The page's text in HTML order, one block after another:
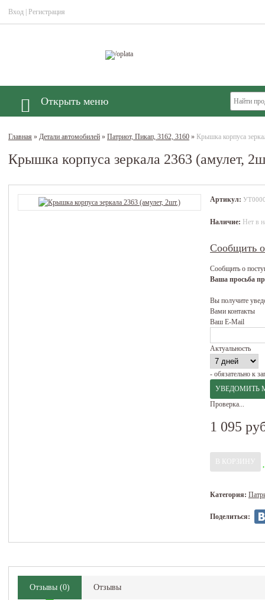
Вход Регистрация
Открыть меню
Главная » Детали автомобилей » Патриот, Пикап, 3162, 3160 » Крышка корпуса
Крышка корпуса зеркала 2363 (амулет,
Артикул:
Наличие: Нет в
Сообщить
Сообщить о
Ваша просьба
Вы получите
Вами контакты
Ваш E-Mail
Актуальность
- обязательно к
Проверка...
1 095
Категория:
Поделиться:
Отзывы (0) Отзывы